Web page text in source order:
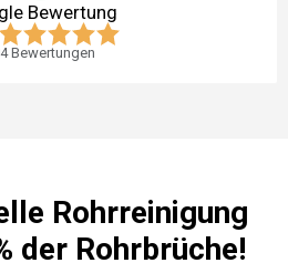
Bewertung
Bewertungen
Rohrreinigung
der Rohrbrüche!